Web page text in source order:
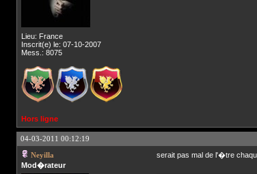
Lieu: France
Inscrit(e) le: 07-10-2007
Mess.: 8075
Hors ligne
04-03-2011 00:12:19
Neyilla
Mod�rateur
serait pas mal de l'�tre